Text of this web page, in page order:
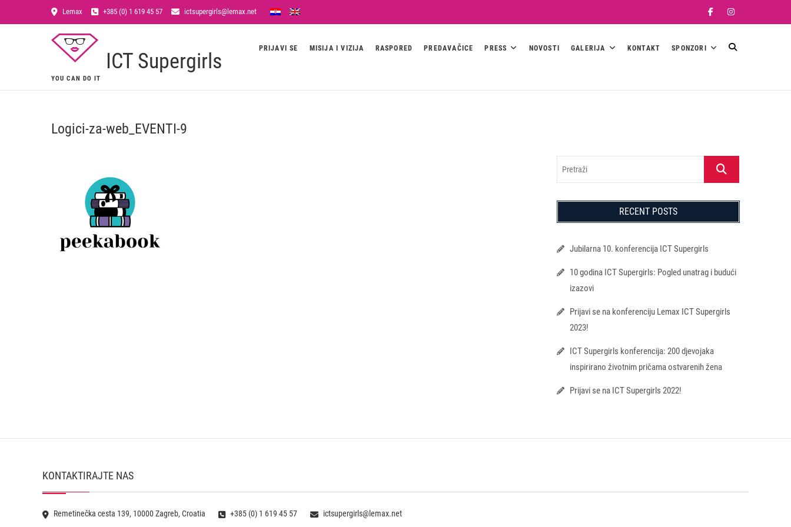
Lemax +385 (0) 1 619 45 57 ictsupergirls@lemax.net FacebookInstagram
ICT Supergirls
YOU CAN DO IT
PRIJAVI SE MISIJA I VIZIJA RASPORED PREDAVAČICE PRESS NOVOSTI GALERIJA KONTAKT SPONZORI
Logici-za-web_EVENTI-9
Pretraži
RECENT POSTS
Jubilarna 10. konferencija ICT Supergirls
10 godina ICT Supergirls: Pogled unatrag i budući
izazovi
Prijavi se na konferenciju Lemax ICT Supergirls
2023!
ICT Supergirls konferencija: 200 djevojaka
inspirirano životnim pričama ostvarenih žena
Prijavi se na ICT Supergirls 2022!
KONTAKTIRAJTE NAS
Remetinečka cesta 139, 10000 Zagreb, Croatia +385 (0) 1 619 45 57 ictsupergirls@lemax.net